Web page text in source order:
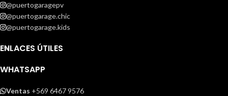
@puertogaragepv
@puertogarage.chic
@puertogarage.kids
ENLACES ÚTILES
WHATSAPP
Ventas +569 6467 9576